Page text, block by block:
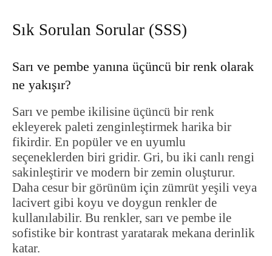
Sık Sorulan Sorular (SSS)
Sarı ve pembe yanına üçüncü bir renk olarak
ne yakışır?
Sarı ve pembe ikilisine üçüncü bir renk
ekleyerek paleti zenginleştirmek harika bir
fikirdir. En popüler ve en uyumlu
seçeneklerden biri gridir. Gri, bu iki canlı rengi
sakinleştirir ve modern bir zemin oluşturur.
Daha cesur bir görünüm için zümrüt yeşili veya
lacivert gibi koyu ve doygun renkler de
kullanılabilir. Bu renkler, sarı ve pembe ile
sofistike bir kontrast yaratarak mekana derinlik
katar.